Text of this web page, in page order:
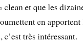
clean et que les
en
très intéressant.